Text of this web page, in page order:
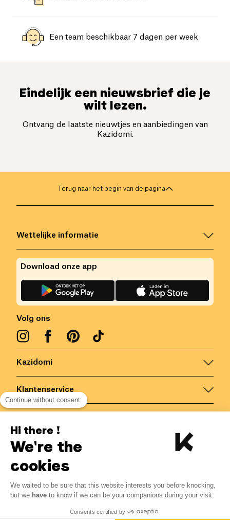
Een team beschikbaar 7 dagen per week
Eindelijk een nieuwsbrief die je
wilt lezen.
Ontvang de laatste nieuwtjes en aanbiedingen van
Kazidomi.
4.07€ 3.46€ -15% ?
Bespaar 0.61 € met K+
Terug naar het begin van de pagina
Kazidomi
Klantenservice
Wettelijke informatie
Volg ons
Download onze app
België/ NL
Alle rechten voorbehouden
Continue without consent
Hi there !
We're the
cookies
We waited to be sure that this website interests you before knocking,
but we have to know if we can be your companions during your visit.
Consents certified by